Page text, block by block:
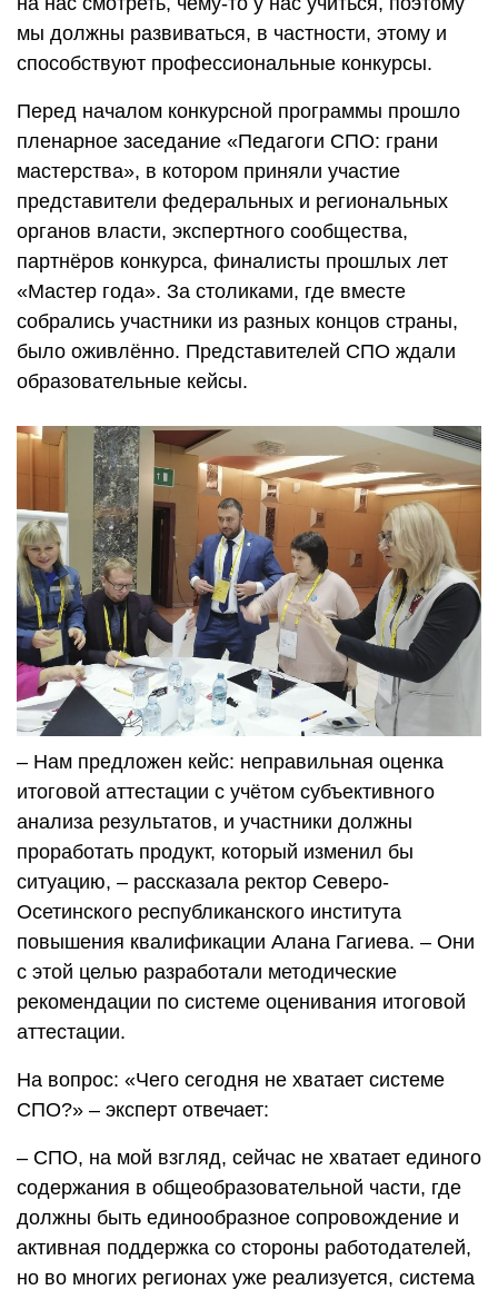
мы должны развиваться, в частности, этому и
способствуют профессиональные конкурсы.
Перед началом конкурсной программы прошло
пленарное заседание «Педагоги СПО: грани
мастерства», в котором приняли участие
представители федеральных и региональных
органов власти, экспертного сообщества,
партнёров конкурса, финалисты прошлых лет
«Мастер года». За столиками, где вместе
собрались участники из разных концов страны,
было оживлённо. Представителей СПО ждали
образовательные кейсы.
– Нам предложен кейс: неправильная оценка
итоговой аттестации с учётом субъективного
анализа результатов, и участники должны
проработать продукт, который изменил бы
ситуацию, – рассказала ректор Северо-
Осетинского республиканского института
повышения квалификации Алана Гагиева. – Они
с этой целью разработали методические
рекомендации по системе оценивания итоговой
аттестации.
На вопрос: «Чего сегодня не хватает системе
СПО?» – эксперт отвечает:
– СПО, на мой взгляд, сейчас не хватает единого
содержания в общеобразовательной части, где
должны быть единообразное сопровождение и
активная поддержка со стороны работодателей,
но во многих регионах уже реализуется, система